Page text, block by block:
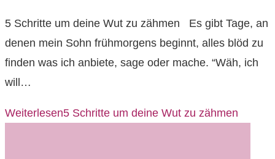
5 Schritte um deine Wut zu zähmen Es gibt Tage, an
denen mein Sohn frühmorgens beginnt, alles blöd zu
finden was ich anbiete, sage oder mache. “Wäh, ich
will…
Weiterlesen5 Schritte um deine Wut zu zähmen